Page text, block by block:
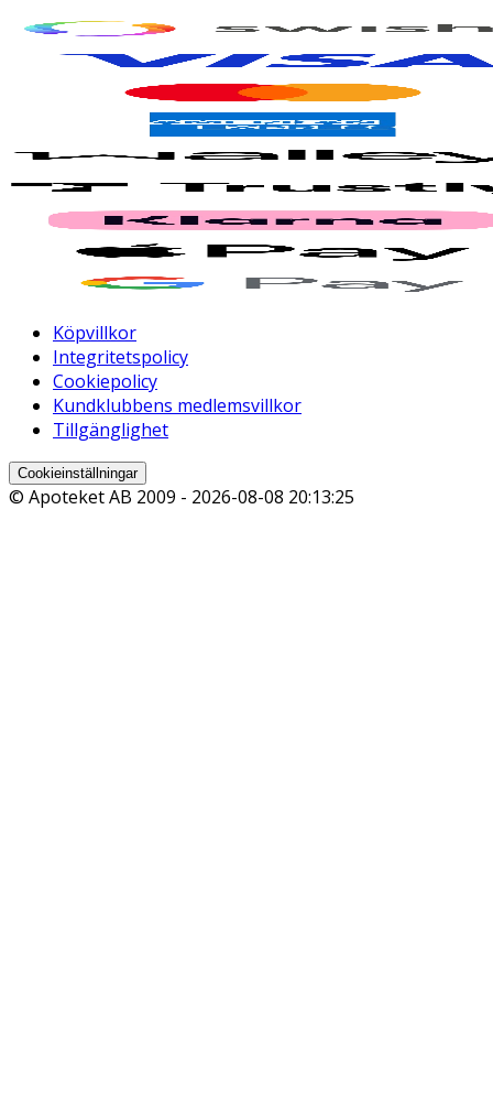
Köpvillkor
Integritetspolicy
Cookiepolicy
Kundklubbens medlemsvillkor
Tillgänglighet
Cookieinställningar
© Apoteket AB 2009 - 2026-08-08 20:13:25